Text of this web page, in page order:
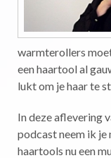
warmterollers
een haartool al
lukt om je haar te
In deze aflevering
podcast neem ik je
haartools nu een